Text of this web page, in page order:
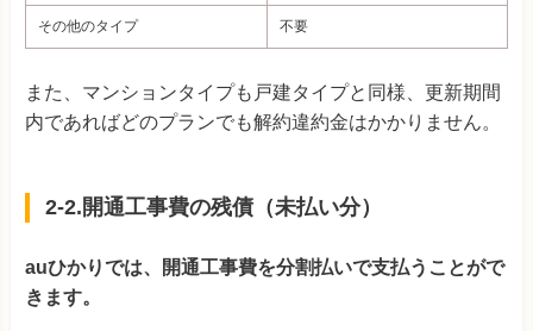
その他のタイプ 不要
また、マンションタイプも戸建タイプと同様、更新期間
内であればどのプランでも解約違約金はかかりません。
2-2.開通工事費の残債（未払い分）
auひかりでは、開通工事費を分割払いで支払うことがで
きます。